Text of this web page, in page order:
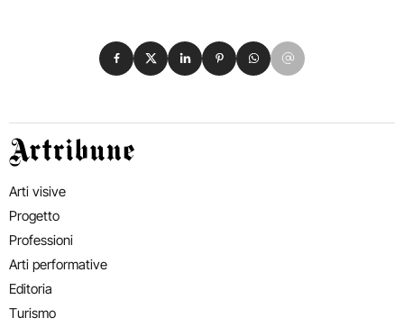
Condividi su Facebook
Condividi su X
Condividi su LinkedIn
Condividi su Pinterest
Condividi su WhatsApp
Condividi su Email
Artribune
Arti visive
Progetto
Professioni
Arti performative
Editoria
Turismo